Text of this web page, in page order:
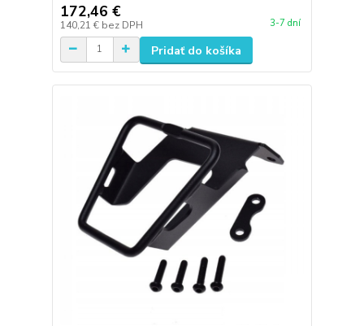
172,46 €
140,21 € bez DPH 3-7 dní
Pridať do košíka